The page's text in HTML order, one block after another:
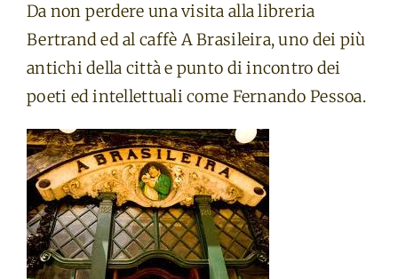
Da non perdere una visita alla libreria
Bertrand ed al caffè A Brasileira, uno dei più
antichi della città e punto di incontro dei
poeti ed intellettuali come Fernando Pessoa.